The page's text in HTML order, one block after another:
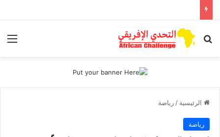
بحث عن
الرئيسية / رياضة
رياضة